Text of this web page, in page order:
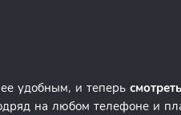
удобным, и теперь
на любом телефоне и